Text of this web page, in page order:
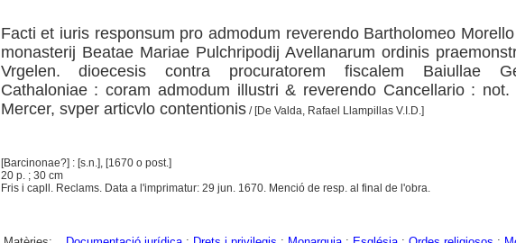
Facti et iuris responsum pro admodum reverendo Bartholomeo
monasterij Beatae Mariae Pulchripodij Avellanarum ordinis
Vrgelen. dioecesis contra procuratorem fiscalem Baiullae
Cathaloniae : coram admodum illustri & reverendo Cancellario :
Mercer, svper articvlo contentionis/ [De Valda, Rafael Llampillas V.I.D.]
[Barcinonae?] : [s.n.], [1670 o post.]
20 p. ; 30 cm
Fris i capll. Reclams. Data a l'imprimatur: 29 jun. 1670. Menció de resp. al final de l'obra.